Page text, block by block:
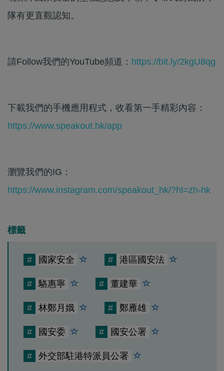
隊有更直觀認知。
請Follow我們的YouTube頻道： https://bit.ly/2kgU8qg
下載我們的手機應用程式，收看第一手精彩內容：
https://www.speakout.hk/app
瀏覽我們的IG：
https://www.instagram.com/speakout_hk/?hl=zh-hk
標籤
# 國家安全 # 港區國安法
# 駱惠寧 # 董建華
# 林鄭月娥 # 鄭雁雄
# 國安委 # 國安公署
# 外交部駐港特派員公署